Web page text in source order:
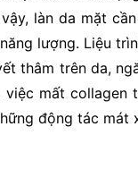
làn da mặt
lượng. Liệu
thâm trên da,
mất
động tác mát